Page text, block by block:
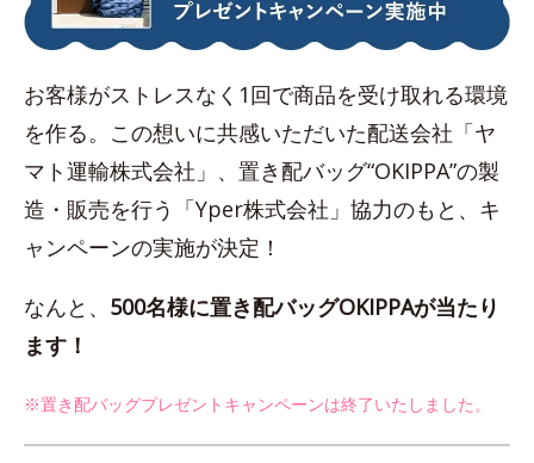
お客様がストレスなく1回で商品を受け取れる環境
を作る。この想いに共感いただいた配送会社「ヤ
マト運輸株式会社」、置き配バッグ“OKIPPA”の製
造・販売を行う「Yper株式会社」協力のもと、キ
ャンペーンの実施が決定！
なんと、 500名様に置き配バッグOKIPPAが当たり
ます！
※置き配バッグプレゼントキャンペーンは終了いたしました。